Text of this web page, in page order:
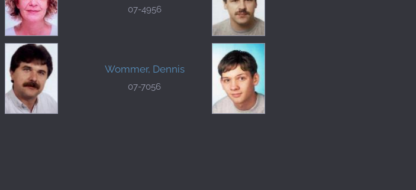
07-4956
Wommer, Dennis
07-7056